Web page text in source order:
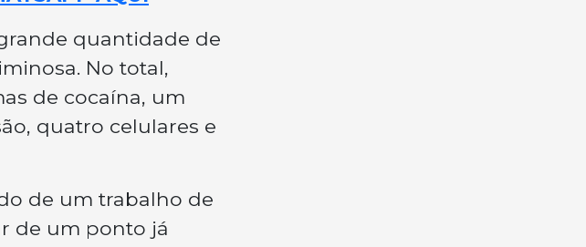
quantidade de
No total,
de cocaína, um
quatro celulares e
de um trabalho de
de um ponto já